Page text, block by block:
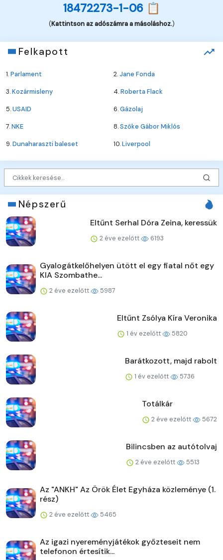
18472273-1-06 📋
(Kattintson az adószámra a másoláshoz.)
Felkapott
1.Parlament 2.Jane Fonda
3.Kozármisleny 4.Roberta Flack
5.USAID 6.Gázolaj
7.NKE 8.Szőke Gábor Miklós
9.Dunaharaszti baleset 10.Liverpool
Népszerű
Eltűnt Serhal Dóra Zeina, keressük
2 éve ezelőtt 6193
Gyalogátkelőhelyen ütött el egy fiatal nőt egy
KIA Szombathe...
2 éve ezelőtt 5987
Eltűnt Zsólya Kíra Veronika
1 év ezelőtt 5820
Barátkozott, majd rabolt
1 év ezelőtt 5736
Totálkár
2 éve ezelőtt 5672
Bilincsben az autótolvaj
2 éve ezelőtt 5513
Az "ANKH" Az Örök Élet Egyháza közleménye (1.
rész)
2 éve ezelőtt 5465
Az igazi nyereményjátékok győzteseit nem
telefonon értesítik...